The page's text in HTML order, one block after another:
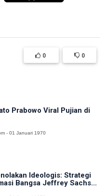
0 0
Prabowo Viral Pujian di
- 01 Januari 1970
Ideologis: Strategi
Bangsa Jeffrey Sachs...